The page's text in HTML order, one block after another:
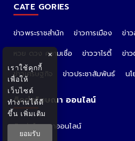
CATE GORIES
ข่าวพระราชสำนัก ข่าวการเมือง ข่า
หวย ดวง ความเชื่อ
ข่าววาไรตี้
ข่า
ข่าวเศรษฐกิจ
ข่าวประชาสัมพันธ์ น
ติดต่อโฆษณา ออนไลน์
ติดต่อโฆษณาออนไลน์
คุณอ้อ
×
เราใช้คุกกี้
เพื่อให้
เว็บไซต์
ทำงานได้ดี
ขึ้น เพิ่มเติม
ยอมรับ